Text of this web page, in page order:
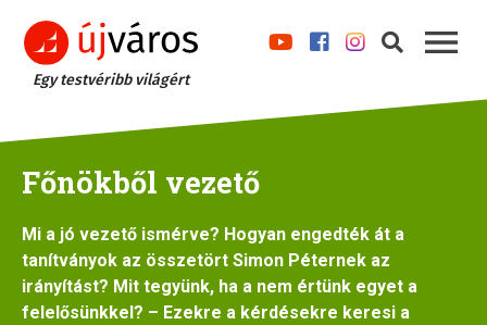
Egy testvéribb világért
Főnökből vezető
Mi a jó vezető ismérve? Hogyan engedték át a
tanítványok az összetört Simon Péternek az
irányítást? Mit tegyünk, ha a nem értünk egyet a
felelősünkkel? – Ezekre a kérdésekre keresi a